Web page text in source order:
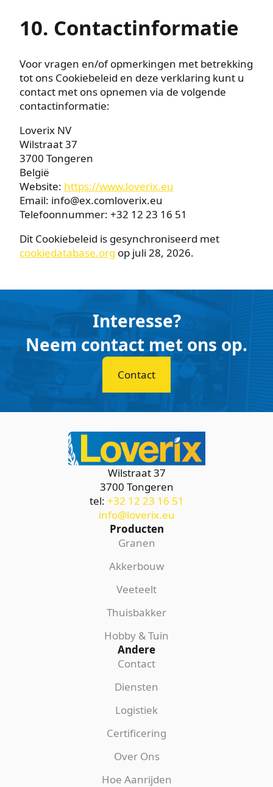
10. Contactinformatie
Voor vragen en/of opmerkingen met betrekking
tot ons Cookiebeleid en deze verklaring kunt u
contact met ons opnemen via de volgende
contactinformatie:
Loverix NV
Wilstraat 37
3700 Tongeren
België
Website: https://www.loverix.eu
Email: info@ex.comloverix.eu
Telefoonnummer: +32 12 23 16 51
Dit Cookiebeleid is gesynchroniseerd met
cookiedatabase.org op juli 28, 2026.
Interesse?
Neem contact met ons op.
Contact
Wilstraat 37
3700 Tongeren
tel: +32 12 23 16 51
info@loverix.eu
Producten
Granen
Akkerbouw
Veeteelt
Thuisbakker
Hobby & Tuin
Andere
Contact
Diensten
Logistiek
Certificering
Over Ons
Hoe Aanrijden